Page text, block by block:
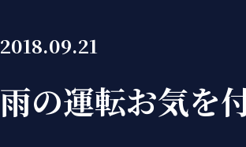
2018.09.21
雨の運転お気を